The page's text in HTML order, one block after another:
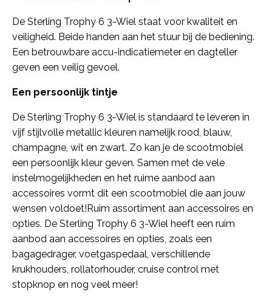
De Sterling Trophy 6 3-Wiel staat voor kwaliteit en
veiligheid. Beide handen aan het stuur bij de bediening.
Een betrouwbare accu-indicatiemeter en dagteller
geven een veilig gevoel.
Een persoonlijk tintje
De Sterling Trophy 6 3-Wiel is standaard te leveren in
vijf stijlvolle metallic kleuren namelijk rood, blauw,
champagne, wit en zwart. Zo kan je de scootmobiel
een persoonlijk kleur geven. Samen met de vele
instelmogelijkheden en het ruime aanbod aan
accessoires vormt dit een scootmobiel die aan jouw
wensen voldoet!Ruim assortiment aan accessoires en
opties. De Sterling Trophy 6 3-Wiel heeft een ruim
aanbod aan accessoires en opties, zoals een
bagagedrager, voetgaspedaal, verschillende
krukhouders, rollatorhouder, cruise control met
stopknop en nog veel meer!